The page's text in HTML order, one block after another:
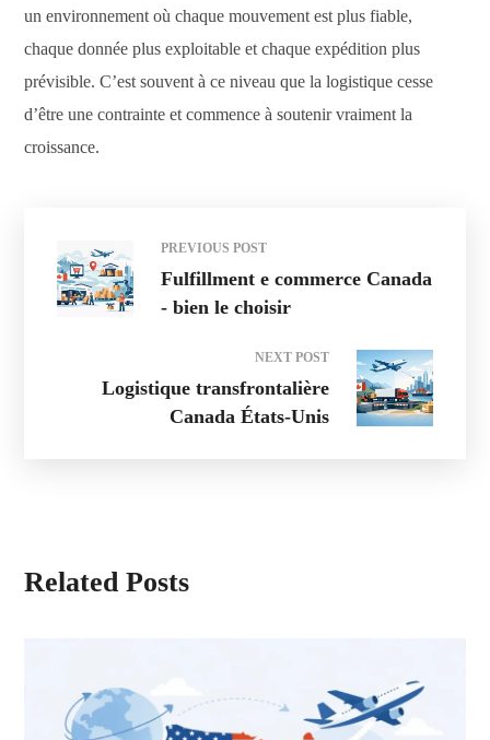
un environnement où chaque mouvement est plus fiable,
chaque donnée plus exploitable et chaque expédition plus
prévisible. C’est souvent à ce niveau que la logistique cesse
d’être une contrainte et commence à soutenir vraiment la
croissance.
PREVIOUS POST
Fulfillment e commerce Canada
- bien le choisir
NEXT POST
Logistique transfrontalière
Canada États-Unis
Related Posts